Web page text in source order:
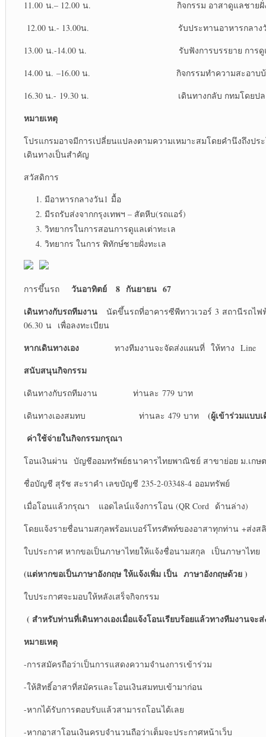
11.00 น.– 12.00 น. กิจกรรม อาสาดูแลชายฝั่งทะเ
12.00 น.- 13.00น. รับประทานอาหารกลาง
13.00 น.-14.00 น. รับฟังการบรรยาย การดูแลทรัพ
14.00 น. –16.00 น. กิจกรรมทำความสะอาบบ้าน
16.30 น.- 19.30 น. เดินทางกลับ กทมโดยปล
หมายเหตุ
โปรแกรมอาจมีการเปลี่ยนแปลงตามความเหมาะสมโดยคำนึงถึงป
เดินทางเป็นสำคัญ
สวัสดิการ
มีอาหารกลางวัน1 มื้อ
มีรถรับส่งจากกรุงเทพฯ – สัตหีบ(รถแอร์)
วิทยากรในการสอนการดูแลเต่าทะเล
วิทยากร ในการ พิทักษ์ชายฝั่งทะเล
การขึ้นรถ วันอาทิตย์ 8 กันยายน 67
เดินทางกับรถทีมงาน นัดขึ้นรถที่อาคารซีพีทาวเวอร์ 3 สถานีรถไ
06.30 น เพื่อลงทะเบียน
หากเดินทางเองทางทีมงานจะจัดส่งแผนที่ ให้ทาง Line
สนับสนุนกิจกรรม
เดินทางกับรถทีมงาน ท่านละ 779 บาท
เดินทางเองสมทบ ท่านละ 479 บาท
(ผู้เข้าร่วมแบบ
ค่าใช้จ่ายในกิจกรรมกรุณา
โอนเงินผ่าน บัญชีออมทรัพย์ธนาคารไทยพาณิชย์ สาขาย่อย ม.เกษ
ชื่อบัญชี สุรัช สะราคำ เลขบัญชี 235-2-03348-4 ออมทรัพย์
เมื่อโอนแล้วกรุณา แอดไลน์แจ้งการโอน (QR Cord ด้านล่าง)
โดยแจ้งรายชื่อนามสกุลพร้อมเบอร์โทรศัพท์ของอาสาทุกท่าน +ส่งส
ใบประกาศ หากขอเป็นภาษาไทยให้แจ้งชื่อนามสกุล เป็นภาษาไทย
(แต่หากขอเป็นภาษาอังกฤษ ให้แจ้งเพิ่ม เป็นภาษาอังกฤษด้วย )
ใบประกาศจะมอบให้หลังเสร็จกิจกรรม
( สำหรับท่านที่เดินทางเองเมื่อแจ้งโอนเรียบร้อยแล้วทางทีมงานจะ
หมายเหตุ
-การสมัครถือว่าเป็นการแสดงความจำนงการเข้าร่วม
-ให้สิทธิ์อาสาที่สมัครและโอนเงินสมทบเข้ามาก่อน
-หากได้รับการตอบรับแล้วสามารถโอนได้เลย
-หากอาสาโอนเงินครบจำนวนถือว่าเต็มจะประกาศหน้าเว็บ